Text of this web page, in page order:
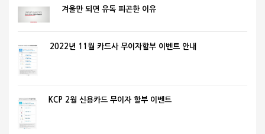
겨울만 되면 유독 피곤한 이유
2022년 11월 카드사 무이자할부 이벤트 안내
KCP 2월 신용카드 무이자 할부 이벤트